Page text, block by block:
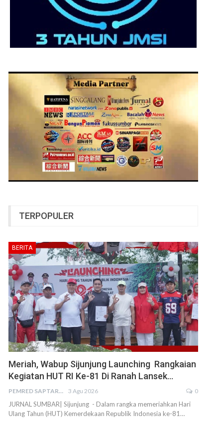
TERPOPULER
BERITA
Meriah, Wabup Sijunjung Launching Rangkaian
Kegiatan HUT RI Ke-81 Di Ranah Lansek…
PEMRED SAPTARIUS 3 Agu 2026 0
JURNAL SUMBAR| Sijunjung - Dalam rangka memeriahkan Hari
Ulang Tahun (HUT) Kemerdekaan Republik Indonesia ke-81…